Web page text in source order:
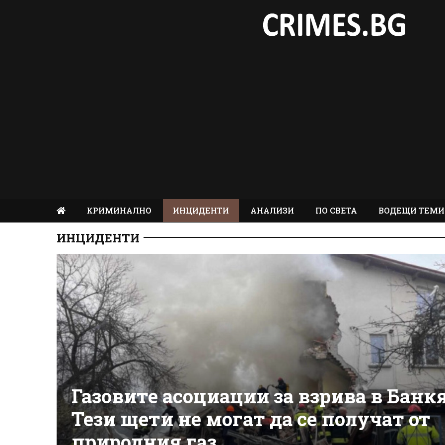
КРИМИНАЛНО ИНЦИДЕНТИ АНАЛИЗИ ПО СВЕТА ВОДЕЩИ ТЕМИ
ИНЦИДЕНТИ
Газовите асоциации за взрива в
Тези щети не могат да се получат от